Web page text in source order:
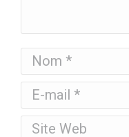
Nom *
E-mail *
Site Web